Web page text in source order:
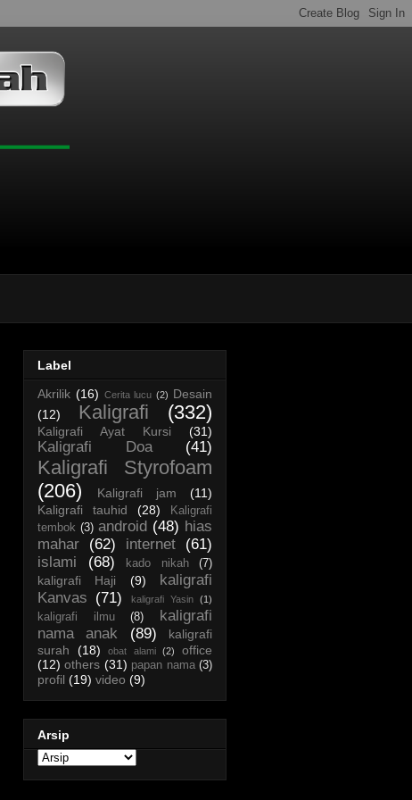
Label
Akrilik (16) Cerita lucu (2) Desain
(12)
Kaligrafi (332)
Kaligrafi Ayat Kursi (31)
Kaligrafi Doa (41)
Kaligrafi Styrofoam
(206)
Kaligrafi jam
(11)
Kaligrafi tauhid
(28)
Kaligrafi
tembok (3) android (48) hias
mahar
(62) internet
(61)
islami
(68) kado nikah (7)
kaligrafi Haji (9)
kaligrafi
Kanvas (71) kaligrafi Yasin (1)
kaligrafi ilmu (8)
kaligrafi
nama anak
(89)
kaligrafi
surah
(18) obat alami (2)
office
(12) others (31) papan nama (3)
profil (19) video (9)
Arsip